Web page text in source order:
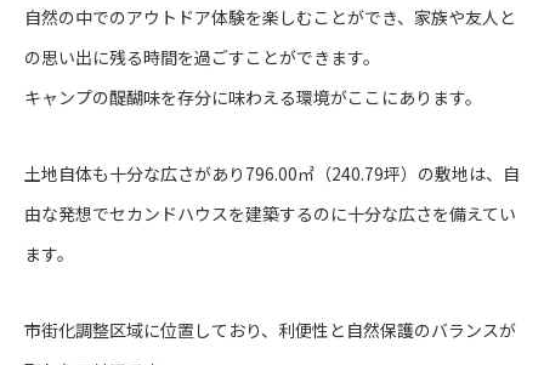
自然の中でのアウトドア体験を楽しむことができ、家族や友人と
の思い出に残る時間を過ごすことができます。
キャンプの醍醐味を存分に味わえる環境がここにあります。
土地自体も十分な広さがあり796.00㎡（240.79坪）の敷地は、自
由な発想でセカンドハウスを建築するのに十分な広さを備えてい
ます。
市街化調整区域に位置しており、利便性と自然保護のバランスが